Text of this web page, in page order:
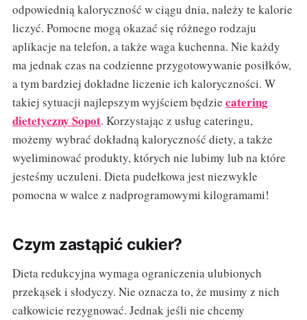
odpowiednią kaloryczność w ciągu dnia, należy te kalorie
liczyć. Pomocne mogą okazać się różnego rodzaju
aplikacje na telefon, a także waga kuchenna. Nie każdy
ma jednak czas na codzienne przygotowywanie posiłków,
a tym bardziej dokładne liczenie ich kaloryczności. W
takiej sytuacji najlepszym wyjściem będzie catering
dietetyczny Sopot. Korzystając z usług cateringu,
możemy wybrać dokładną kaloryczność diety, a także
wyeliminować produkty, których nie lubimy lub na które
jesteśmy uczuleni. Dieta pudełkowa jest niezwykle
pomocna w walce z nadprogramowymi kilogramami!
Czym zastąpić cukier?
Dieta redukcyjna wymaga ograniczenia ulubionych
przekąsek i słodyczy. Nie oznacza to, że musimy z nich
całkowicie rezygnować. Jednak jeśli nie chcemy